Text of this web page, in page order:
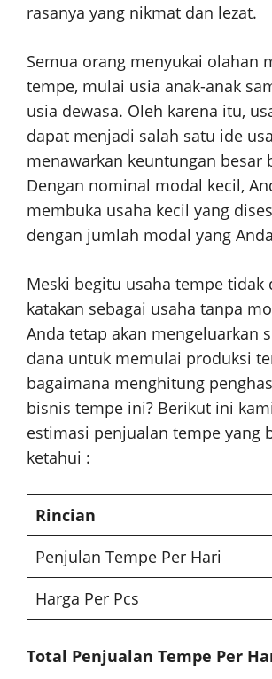
rasanya yang nikmat dan lezat.
Semua orang menyukai olahan
tempe, mulai usia anak-anak
usia dewasa. Oleh karena itu,
dapat menjadi salah satu ide
menawarkan keuntungan besar
Dengan nominal modal kecil,
membuka usaha kecil yang
dengan jumlah modal yang
Meski begitu usaha tempe tidak
katakan sebagai usaha tanpa
Anda tetap akan mengeluarkan
dana untuk memulai produksi
bagaimana menghitung
bisnis tempe ini? Berikut ini
estimasi penjualan tempe yang
ketahui :
Rincian
Penjulan Tempe Per Hari
Harga Per Pcs
Total Penjualan Tempe Per